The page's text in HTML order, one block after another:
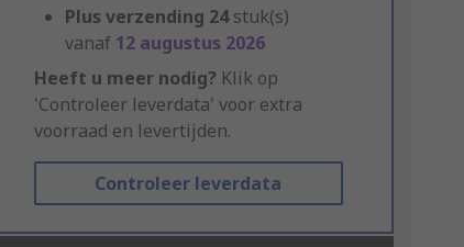
Plus verzending 24stuk(s)
vanaf 12 augustus 2026
Heeft u meer nodig? Klik op
'Controleer leverdata' voor extra
voorraad en levertijden.
Controleer leverdata